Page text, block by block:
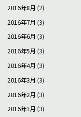
2016年8月 (2)
2016年7月 (3)
2016年6月 (3)
2016年5月 (3)
2016年4月 (3)
2016年3月 (3)
2016年2月 (3)
2016年1月 (3)